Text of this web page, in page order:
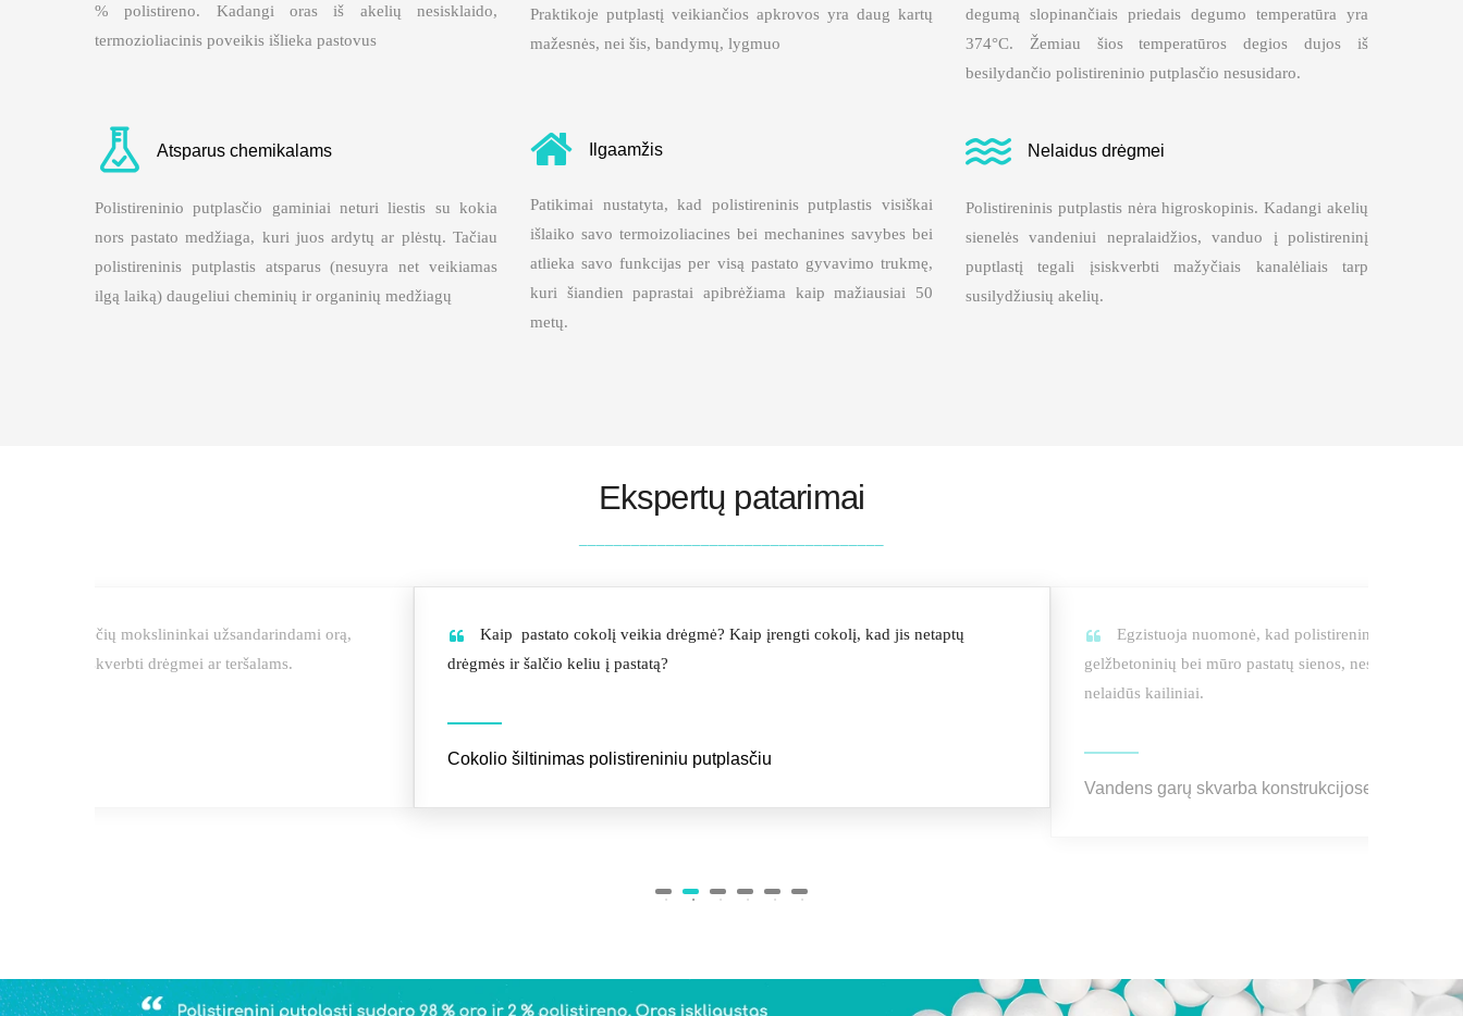
% polistireno. Kadangi oras iš akelių nesisklaido,
termozioliacinis poveikis išlieka pastovus
Praktikoje putplastį veikiančios apkrovos yra daug kartų
mažesnės, nei šis, bandymų, lygmuo
degumą slopinančiais priedais degumo temperatūra yra
374°C. Žemiau šios temperatūros degios dujos iš
besilydančio polistireninio putplasčio nesusidaro.
Atsparus chemikalams
Polistireninio putplasčio gaminiai neturi liestis su kokia
nors pastato medžiaga, kuri juos ardytų ar plėstų. Tačiau
polistireninis putplastis atsparus (nesuyra net veikiamas
ilgą laiką) daugeliui cheminių ir organinių medžiagų
Ilgaamžis
Patikimai nustatyta, kad polistireninis putplastis visiškai
išlaiko savo termoizoliacines bei mechanines savybes bei
atlieka savo funkcijas per visą pastato gyvavimo trukmę,
kuri šiandien paprastai apibrėžiama kaip mažiausiai 50
metų.
Nelaidus drėgmei
Polistireninis putplastis nėra higroskopinis. Kadangi akelių
sienelės vandeniui nepralaidžios, vanduo į polistireninį
puptlastį tegali įsiskverbti mažyčiais kanalėliais tarp
susilydžiusių akelių.
Ekspertų patarimai
vokiečių mokslininkai užsandarindami orą,
įsiskverbti drėgmei ar teršalams.
Kaip pastato cokolį veikia drėgmė? Kaip įrengti cokolį, kad jis netaptų
drėgmės ir šalčio keliu į pastatą?
Cokolio šiltinimas polistireniniu putplasčiu
Egzistuoja nuomonė, kad polistireniniu
gelžbetoninių bei mūro pastatų sienos, nes namui tarsi
nelaidūs kailiniai.
Vandens garų skvarba konstrukcijose